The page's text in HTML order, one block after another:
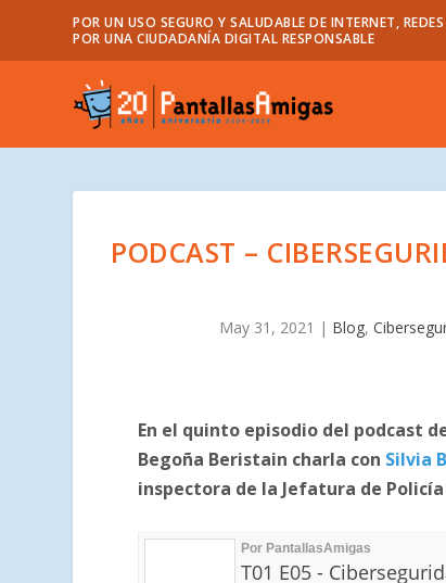
POR UN USO SEGURO Y SALUDABLE DE INTERNET,
POR UNA CIUDADANÍA DIGITAL RESPONSABLE
PODCAST –
May 31, 2021 | Blog,
En el quinto episodio del podcast
Begoña Beristain charla con Silvia
inspectora de la Jefatura de Policía